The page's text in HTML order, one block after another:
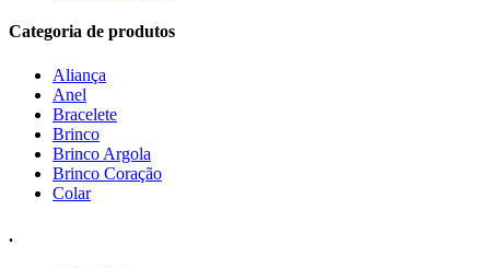
Categoria de produtos
Aliança
Anel
Bracelete
Brinco
Brinco Argola
Brinco Coração
Colar
.